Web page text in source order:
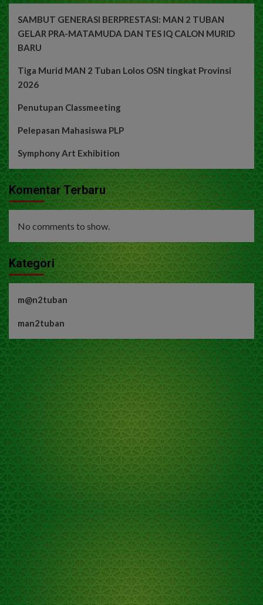
SAMBUT GENERASI BERPRESTASI: MAN 2 TUBAN
GELAR PRA-MATAMUDA DAN TES IQ CALON MURID
BARU
Tiga Murid MAN 2 Tuban Lolos OSN tingkat Provinsi
2026
Penutupan Classmeeting
Pelepasan Mahasiswa PLP
Symphony Art Exhibition
Komentar Terbaru
No comments to show.
Kategori
m@n2tuban
man2tuban